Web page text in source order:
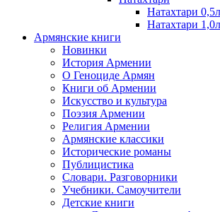
Натахтари 0,5л
Натахтари 1,0л
Армянские книги
Новинки
История Армении
О Геноциде Армян
Книги об Армении
Иcкусство и культура
Поэзия Армении
Религия Армении
Армянские классики
Исторические романы
Публицистика
Словари. Разговорники
Учебники. Самоучители
Детские книги